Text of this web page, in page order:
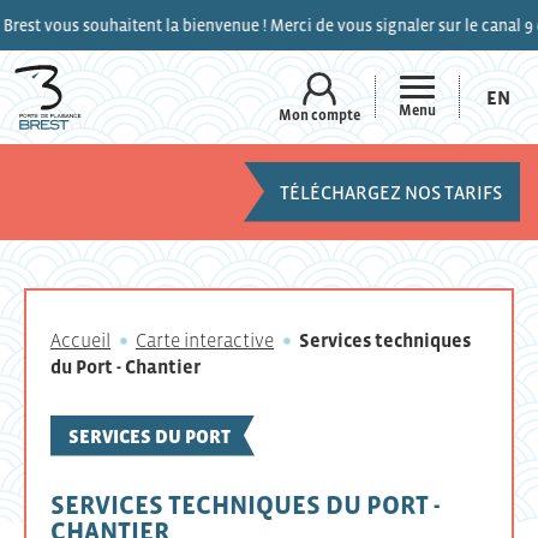
souhaitent la bienvenue ! Merci de vous signaler sur le canal 9 de la
Mon compte Menu
EN
TÉLÉCHARGEZ NOS TARIFS
Accueil Carte interactive
Services techniques
du Port - Chantier
SERVICES DU PORT
SERVICES TECHNIQUES DU PORT -
CHANTIER